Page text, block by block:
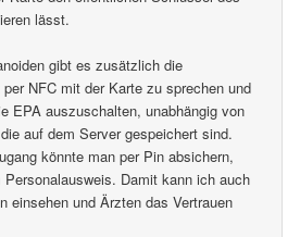
lässt.
gibt es zusätzlich die
NFC mit der Karte zu sprechen und
EPA auszuschalten, unabhängig von
auf dem Server gespeichert sind.
könnte man per Pin absichern,
Personalausweis. Damit kann ich auch
einsehen und Ärzten das Vertrauen